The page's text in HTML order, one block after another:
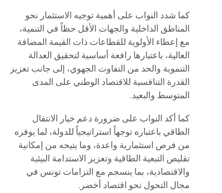
كما شدد النواب على أهمية توجيه الاستثمار نحو
المناطق الداخلية والجهات الأقل حظاً في التنمية،
مع إعطاء الأولوية للقطاعات ذات القيمة المضافة
العالية، باعتبارها رافعة أساسية لتحقيق العدالة
التنموية والحد من التفاوت الجهوي، إلى جانب تعزيز
القدرة التنافسية للاقتصاد الوطني على المدى
المتوسط والبعيد.
كما أكد النواب على ضرورة دعم خيار الانتقال
الطاقي باعتباره توجهاً استراتيجياً للدولة، لما يوفره
من فرص استثمارية واعدة، وما يتيحه من إمكانية
تقليص التبعية الطاقية وتعزيز الاستدامة البيئية
والاقتصادية، بما ينسجم مع التزامات تونس في
مجال التحول نحو اقتصاد أخضر.